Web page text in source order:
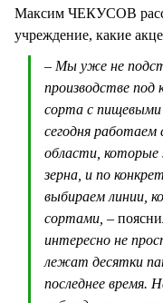
Максим ЧЕКУСОВ
учреждение, какие
– Мы уже не
производстве под
сорта с
сегодня работаем
области, которые
зерна, и по
выбираем линии,
сортами, –
интересно не
лежат десятки
последнее время.